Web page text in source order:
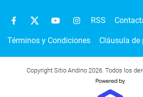
RSS
Términos y Condiciones Cláusula de
Copyright Sitio Andino 2026. Todos los